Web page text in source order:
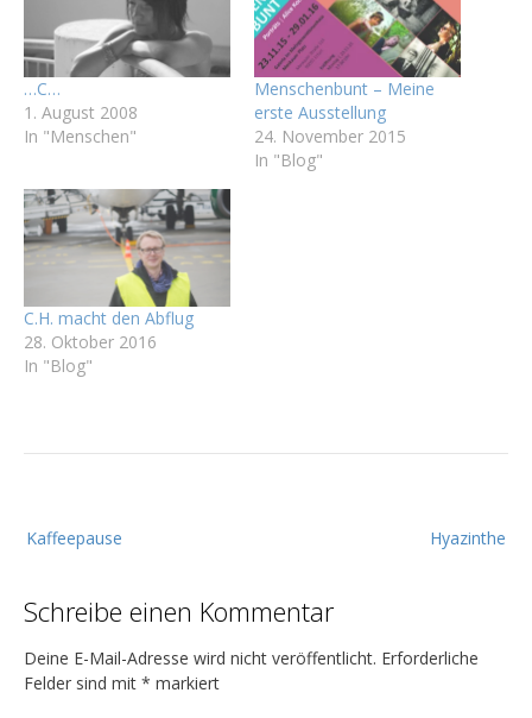
…C…
1. August 2008
In "Menschen"
Menschenbunt – Meine
erste Ausstellung
24. November 2015
In "Blog"
C.H. macht den Abflug
28. Oktober 2016
In "Blog"
e
t
r
a
Hyazinthe
Kaffeepause
Schreibe einen Kommentar
Deine E-Mail-Adresse wird nicht veröffentlicht. Erforderliche
Felder sind mit * markiert